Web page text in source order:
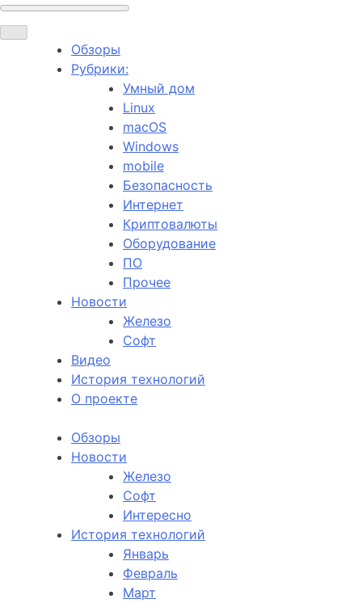
Обзоры
Рубрики:
Умный дом
Linux
macOS
Windows
mobile
Безопасность
Интернет
Криптовалюты
Оборудование
ПО
Прочее
Новости
Железо
Софт
Видео
История технологий
О проекте
Обзоры
Новости
Железо
Софт
Интересно
История технологий
Январь
Февраль
Март